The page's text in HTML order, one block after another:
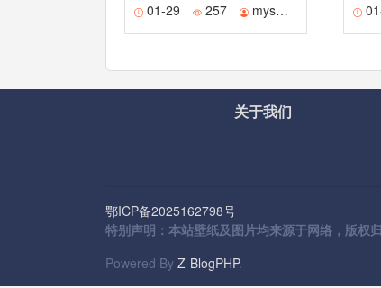
01-29
257 mysmile
关于我们
鄂ICP备2025162798号
特别声明：本站壁纸及图片均来源于网络，版
Powered By Z-BlogPHP.